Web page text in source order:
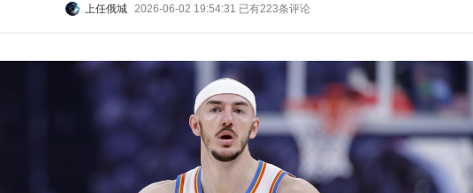
上任俄城 2026-06-02 19:54:31 已有223条评论